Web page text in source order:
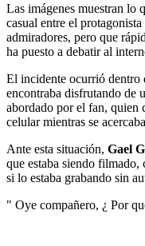
Las imágenes muestran lo
casual entre el protagonista
admiradores, pero que
ha puesto a debatir al
El incidente ocurrió dentro
encontraba disfrutando de
abordado por el fan, quien
celular mientras se
Ante esta situación, Gael
que estaba siendo filmado,
si lo estaba grabando sin
" Oye compañero, ¿ Por